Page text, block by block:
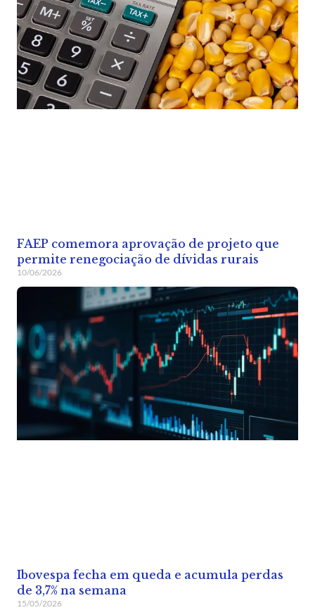
FAEP comemora aprovação de projeto que
permite renegociação de dívidas rurais
10/06/2026
Ibovespa fecha em queda e acumula perdas
de 3,7% na semana
15/05/2026